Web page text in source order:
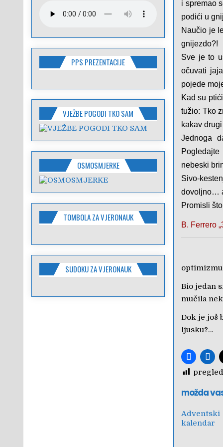
i spremao
podići u
Naučio je
gnijezdo?!
Sve je to
očuvati
pojede
Kad su
tužio: Tko
kakav
Jednoga
nebeski
Sivo-
dovoljno…
Promisli
B. Ferrero
optimizmu
Bio jedan
mučila
Dok je još
ljusku?…
možda
Adventski
kalendar
PPS PREZENTACIJE
VJEŽBE POGODI TKO SAM
OSMOSMJERKE
TOMBOLA ZA VJERONAUK
SUDOKU ZA VJERONAUK